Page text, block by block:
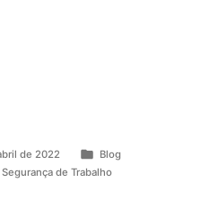
de 2022
Blog
Segurança de Trabalho